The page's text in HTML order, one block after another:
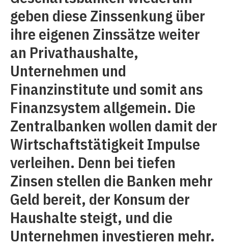
geben diese Zinssenkung über
ihre eigenen Zinssätze weiter
an Privathaushalte,
Unternehmen und
Finanzinstitute und somit ans
Finanzsystem allgemein. Die
Zentralbanken wollen damit der
Wirtschaftstätigkeit Impulse
verleihen. Denn bei tiefen
Zinsen stellen die Banken mehr
Geld bereit, der Konsum der
Haushalte steigt, und die
Unternehmen investieren mehr.